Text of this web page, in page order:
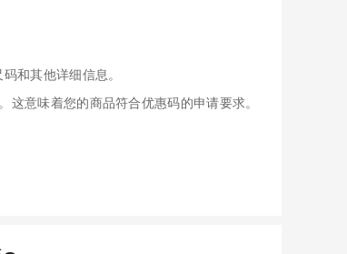
和其他详细信息。
意味着您的商品符合优惠码的申请要求。